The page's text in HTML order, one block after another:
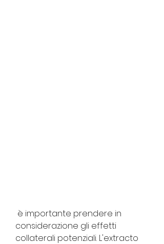
considerazione gli effetti
collaterali potenziali. L'extracto